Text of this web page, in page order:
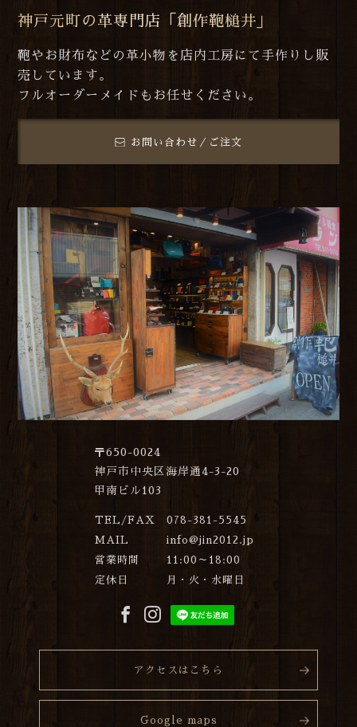
神戸元町の革専門店「創作鞄槌井」
鞄やお財布などの革小物を店内工房にて手作りし販
売しています。
フルオーダーメイドもお任せください。
お問い合わせ／ご注文
〒650-0024
神戸市中央区海岸通4-3-20
甲南ビル103
TEL/FAX
078-381-5545
MAIL
info@jin2012.jp
営業時間
11:00～18:00
定休日
月・火・水曜日
アクセスはこちら
Google maps